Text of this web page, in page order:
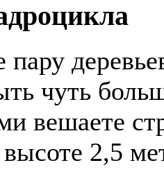
пару
чуть
вешаете
2,5